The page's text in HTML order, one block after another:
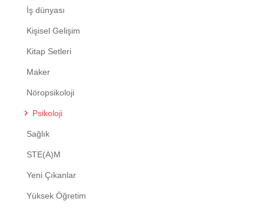
İş dünyası
Kişisel Gelişim
Kitap Setleri
Maker
Nöropsikoloji
Psikoloji
Sağlık
STE(A)M
Yeni Çıkanlar
Yüksek Öğretim